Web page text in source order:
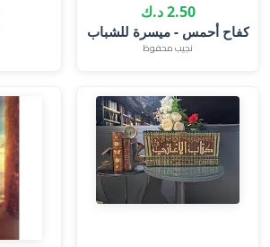
2.50 د.ك
كفاح أحمس - ميسرة للشباب
نجيب محفوظ